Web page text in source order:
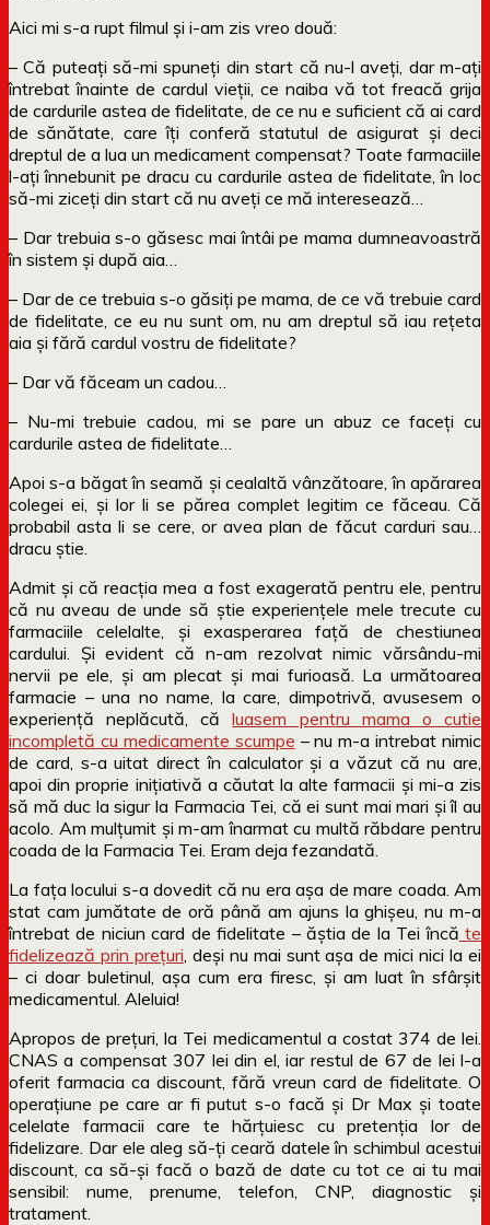
Aici mi s-a rupt filmul și i-am zis vreo două:
– Că puteați să-mi spuneți din start că nu-l aveți, dar m-ați
întrebat înainte de cardul vieții, ce naiba vă tot freacă grija
de cardurile astea de fidelitate, de ce nu e suficient că ai card
de sănătate, care îți conferă statutul de asigurat și deci
dreptul de a lua un medicament compensat? Toate farmaciile
l-ați înnebunit pe dracu cu cardurile astea de fidelitate, în loc
să-mi ziceți din start că nu aveți ce mă interesează…
– Dar trebuia s-o găsesc mai întâi pe mama dumneavoastră
în sistem și după aia…
– Dar de ce trebuia s-o găsiți pe mama, de ce vă trebuie card
de fidelitate, ce eu nu sunt om, nu am dreptul să iau rețeta
aia și fără cardul vostru de fidelitate?
– Dar vă făceam un cadou…
– Nu-mi trebuie cadou, mi se pare un abuz ce faceți cu
cardurile astea de fidelitate…
Apoi s-a băgat în seamă și cealaltă vânzătoare, în apărarea
colegei ei, și lor li se părea complet legitim ce făceau. Că
probabil asta li se cere, or avea plan de făcut carduri sau…
dracu știe.
Admit și că reacția mea a fost exagerată pentru ele, pentru
că nu aveau de unde să știe experiențele mele trecute cu
farmaciile celelalte, și exasperarea față de chestiunea
cardului. Și evident că n-am rezolvat nimic vărsându-mi
nervii pe ele, și am plecat și mai furioasă. La următoarea
farmacie – una no name, la care, dimpotrivă, avusesem o
experiență neplăcută, căluasem pentru mama o cutie
incompletă cu medicamente scumpe – nu m-a intrebat nimic
de card, s-a uitat direct în calculator și a văzut că nu are,
apoi din proprie inițiativă a căutat la alte farmacii și mi-a zis
să mă duc la sigur la Farmacia Tei, că ei sunt mai mari și îl au
acolo. Am mulțumit și m-am înarmat cu multă răbdare pentru
coada de la Farmacia Tei. Eram deja fezandată.
La fața locului s-a dovedit că nu era așa de mare coada. Am
stat cam jumătate de oră până am ajuns la ghișeu, nu m-a
întrebat de niciun card de fidelitate – ăștia de la Tei încă te
fidelizează prin prețuri , deși nu mai sunt așa de mici nici la ei
– ci doar buletinul, așa cum era firesc, și am luat în sfârșit
medicamentul. Aleluia!
Apropos de prețuri, la Tei medicamentul a costat 374 de lei.
CNAS a compensat 307 lei din el, iar restul de 67 de lei l-a
oferit farmacia ca discount, fără vreun card de fidelitate. O
operațiune pe care ar fi putut s-o facă și Dr Max și toate
celelate farmacii care te hărțuiesc cu pretenția lor de
fidelizare. Dar ele aleg să-ți ceară datele în schimbul acestui
discount, ca să-și facă o bază de date cu tot ce ai tu mai
sensibil: nume, prenume, telefon, CNP, diagnostic și
tratament.